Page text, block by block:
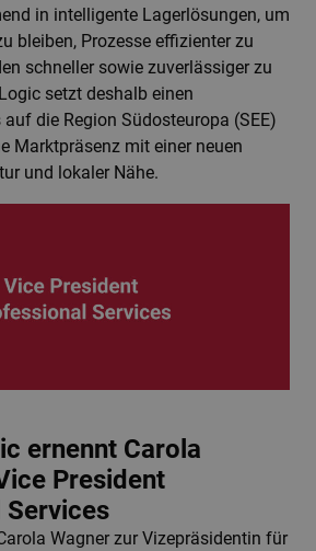
in intelligente Lagerlösungen, um
bleiben, Prozesse effizienter zu
schneller sowie zuverlässiger zu
setzt deshalb einen
die Region Südosteuropa (SEE)
Marktpräsenz mit einer neuen
und lokaler Nähe.
ernennt Carola
President
Wagner zur Vizepräsidentin für